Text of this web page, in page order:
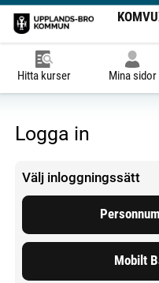
Hitta kurser Mina sidor
Logga in
Välj inloggningssätt
Mobilt